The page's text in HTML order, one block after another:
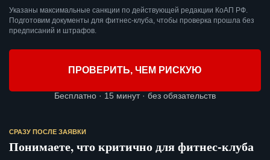
Указаны максимальные санкции по действующей редакции КоАП РФ.
Подготовим документы для фитнес-клуба, чтобы проверка прошла без
предписаний и штрафов.
ПРОВЕРИТЬ, ЧЕМ РИСКУЮ
Бесплатно · 15 минут · без обязательств
СРАЗУ ПОСЛЕ ЗАЯВКИ
Понимаете, что критично для фитнес-клуба